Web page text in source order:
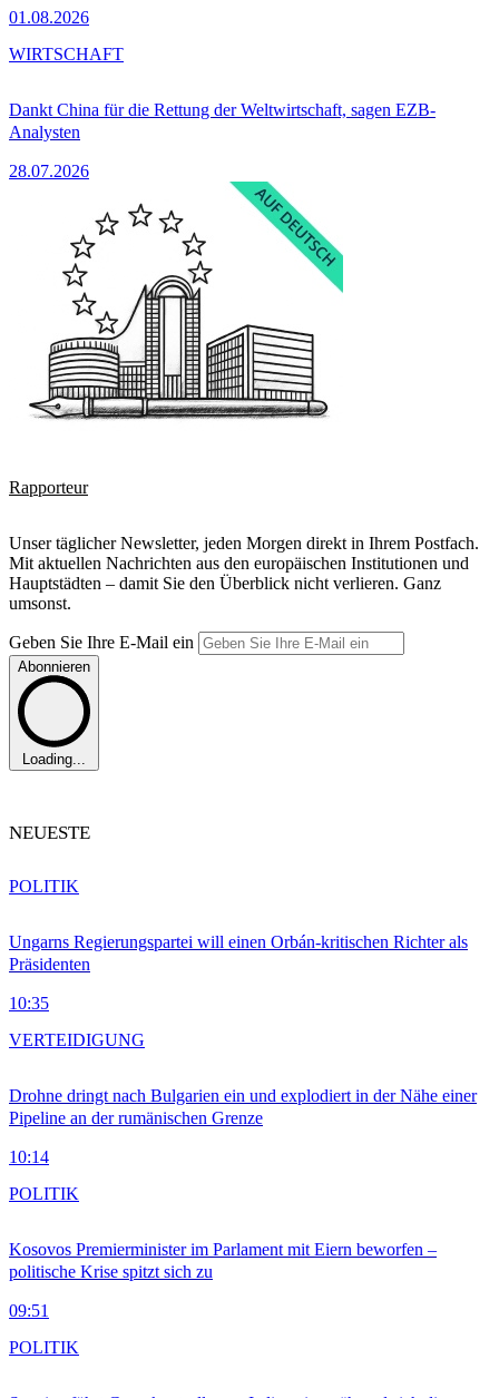
01.08.2026
Dankt China für die Rettung der Weltwirtschaft, sagen EZB-
Analysten
28.07.2026
WIRTSCHAFT
Rapporteur
Unser täglicher Newsletter, jeden Morgen direkt in Ihrem Postfach.
Mit aktuellen Nachrichten aus den europäischen Institutionen und
Hauptstädten – damit Sie den Überblick nicht verlieren. Ganz
umsonst.
Geben Sie Ihre E-Mail ein
Abonnieren
Loading...
NEUESTE
Ungarns Regierungspartei will einen Orbán-kritischen Richter als
Präsidenten
10:35
POLITIK
Drohne dringt nach Bulgarien ein und explodiert in der Nähe einer
Pipeline an der rumänischen Grenze
10:14
VERTEIDIGUNG
Kosovos Premierminister im Parlament mit Eiern beworfen –
politische Krise spitzt sich zu
09:51
POLITIK
POLITIK